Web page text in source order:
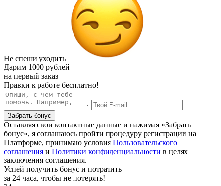
Не спеши уходить
Дарим 1000 рублей
на первый заказ
Правки к работе бесплатно!
Забрать бонус
Оставляя свои контактные данные и нажимая «Забрать
бонус», я соглашаюсь пройти процедуру регистрации на
Платформе, принимаю условия Пользовательского
соглашения и Политики конфиденциальности в целях
заключения соглашения.
Успей получить бонус и потратить
за 24 часа, чтобы не потерять!